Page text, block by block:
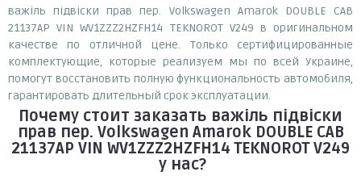
важіль підвіски прав пер. Volkswagen Amarok DOUBLE CAB
21137AP VIN WV1ZZZ2HZFH14 TEKNOROT V249 в оригинальном
качестве по отличной цене. Только сертифицированные
комплектующие, которые реализуем мы по всей Украине,
помогут восстановить полную функциональность автомобиля,
гарантировать длительный срок эксплуатации.
Почему стоит заказать важіль підвіски
прав пер. Volkswagen Amarok DOUBLE CAB
21137AP VIN WV1ZZZ2HZFH14 TEKNOROT V249
у нас?